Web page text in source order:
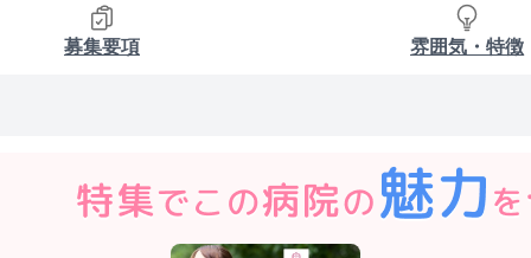
募集要項 雰囲気・特徴